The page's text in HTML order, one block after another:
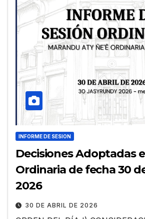
INFORME DE SESION
Decisiones Adoptadas en la
Ordinaria de fecha 30
2026
30 DE ABRIL DE 2026